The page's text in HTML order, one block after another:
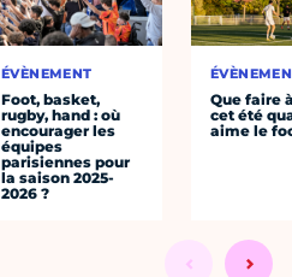
ÉVÈNEMENT
Foot, basket,
rugby, hand : où
encourager les
équipes
parisiennes pour
la saison 2025-
2026 ?
Que faire
cet été
aime le